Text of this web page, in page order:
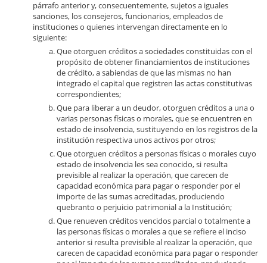
párrafo anterior y, consecuentemente, sujetos a iguales
sanciones, los consejeros, funcionarios, empleados de
instituciones o quienes intervengan directamente en lo
siguiente:
Que otorguen créditos a sociedades constituidas con el
propósito de obtener financiamientos de instituciones
de crédito, a sabiendas de que las mismas no han
integrado el capital que registren las actas constitutivas
correspondientes;
Que para liberar a un deudor, otorguen créditos a una o
varias personas físicas o morales, que se encuentren en
estado de insolvencia, sustituyendo en los registros de la
institución respectiva unos activos por otros;
Que otorguen créditos a personas físicas o morales cuyo
estado de insolvencia les sea conocido, si resulta
previsible al realizar la operación, que carecen de
capacidad económica para pagar o responder por el
importe de las sumas acreditadas, produciendo
quebranto o perjuicio patrimonial a la Institución;
Que renueven créditos vencidos parcial o totalmente a
las personas físicas o morales a que se refiere el inciso
anterior si resulta previsible al realizar la operación, que
carecen de capacidad económica para pagar o responder